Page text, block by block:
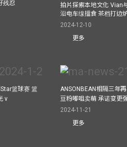
残忍
拍片探索本地文化 Vian
沿电车缐搵食 茶档打边
2024-12-10
更多
篮球赛 篮
v
ANSONBEAN相隔三年
豆粉嘟咀卖萌 承诺变更
2024-11-21
更多